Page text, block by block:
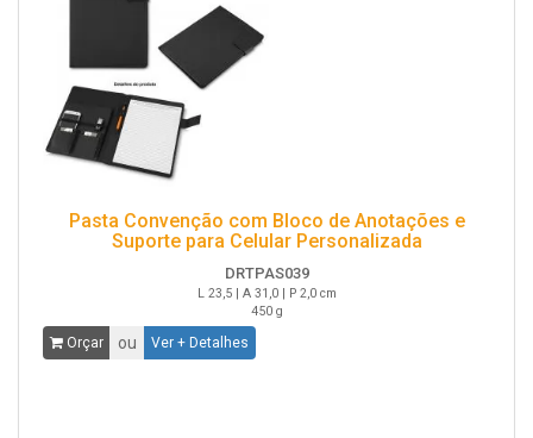
Pasta Convenção com Bloco de Anotações e
Suporte para Celular Personalizada
DRTPAS039
L 23,5 | A 31,0 | P 2,0 cm
450 g
Orçar ou Ver + Detalhes